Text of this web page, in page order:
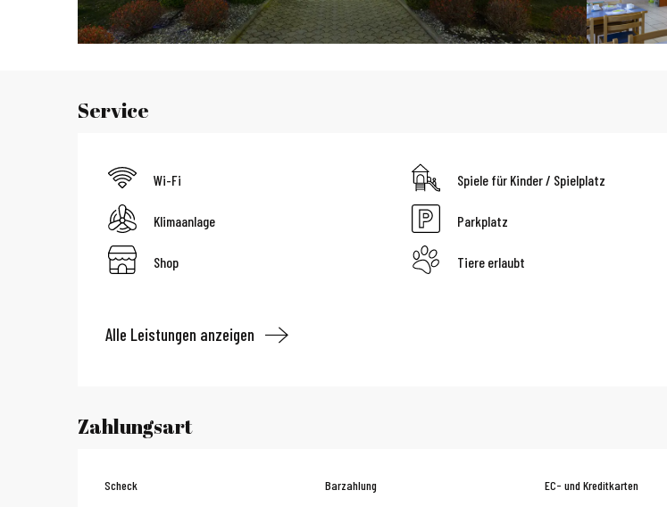
Service
Wi-Fi Spiele für Kinder / Spielplatz
Klimaanlage Parkplatz
Shop Tiere erlaubt
Alle Leistungen anzeigen
Zahlungsart
Scheck Barzahlung EC- und Kreditkarten